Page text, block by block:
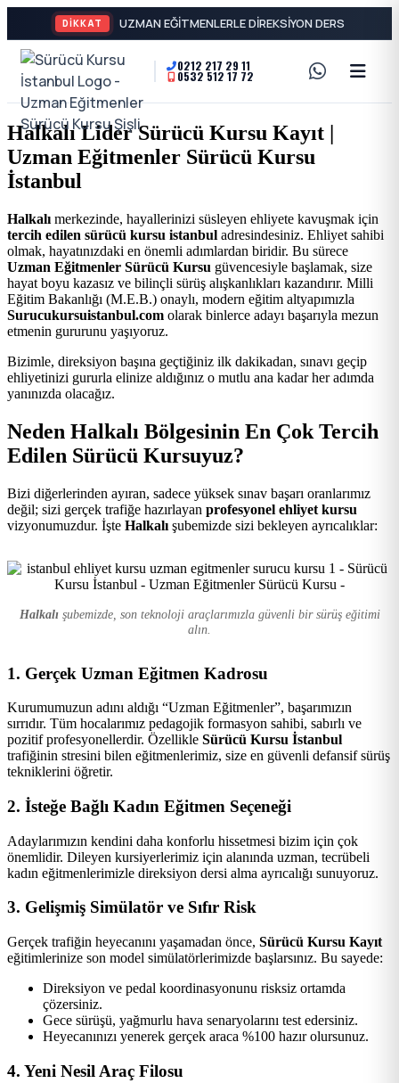
DİKKAT
Sürücü
Kursu
İstanbul
-
Şişli
En
İyi
Ehliyet
Kursu
A2
Motor
Ehliyeti
ve
Özel
Direksiyon
Dersi
0212 217 29 11
0532 512 17 72
Halkalı Lider Sürücü Kursu Kayıt |
Uzman Eğitmenler Sürücü Kursu
İstanbul
Halkalı merkezinde, hayallerinizi süsleyen ehliyete kavuşmak için
tercih edilen sürücü kursu istanbul adresindesiniz. Ehliyet sahibi
olmak, hayatınızdaki en önemli adımlardan biridir. Bu sürece
Uzman Eğitmenler Sürücü Kursu güvencesiyle başlamak, size
hayat boyu kazasız ve bilinçli sürüş alışkanlıkları kazandırır. Milli
Eğitim Bakanlığı (M.E.B.) onaylı, modern eğitim altyapımızla
Surucukursuistanbul.com olarak binlerce adayı başarıyla mezun
etmenin gururunu yaşıyoruz.
Bizimle, direksiyon başına geçtiğiniz ilk dakikadan, sınavı geçip
ehliyetinizi gururla elinize aldığınız o mutlu ana kadar her adımda
yanınızda olacağız.
Neden Halkalı Bölgesinin En Çok Tercih
Edilen Sürücü Kursuyuz?
Bizi diğerlerinden ayıran, sadece yüksek sınav başarı oranlarımız
değil; sizi gerçek trafiğe hazırlayan profesyonel ehliyet kursu
vizyonumuzdur. İşte Halkalı şubemizde sizi bekleyen ayrıcalıklar:
Halkalışubemizde, son teknoloji araçlarımızla güvenli bir sürüş eğitimi
alın.
1. Gerçek Uzman Eğitmen Kadrosu
Kurumumuzun adını aldığı “Uzman Eğitmenler”, başarımızın
sırrıdır. Tüm hocalarımız pedagojik formasyon sahibi, sabırlı ve
pozitif profesyonellerdir. Özellikle Sürücü Kursu İstanbul
trafiğinin stresini bilen eğitmenlerimiz, size en güvenli defansif sürüş
tekniklerini öğretir.
2. İsteğe Bağlı Kadın Eğitmen Seçeneği
Adaylarımızın kendini daha konforlu hissetmesi bizim için çok
önemlidir. Dileyen kursiyerlerimiz için alanında uzman, tecrübeli
kadın eğitmenlerimizle direksiyon dersi alma ayrıcalığı sunuyoruz.
3. Gelişmiş Simülatör ve Sıfır Risk
Gerçek trafiğin heyecanını yaşamadan önce, Sürücü Kursu Kayıt
eğitimlerinize son model simülatörlerimizde başlarsınız. Bu sayede:
Direksiyon ve pedal koordinasyonunu risksiz ortamda
çözersiniz.
Gece sürüşü, yağmurlu hava senaryolarını test edersiniz.
Heyecanınızı yenerek gerçek araca %100 hazır olursunuz.
4. Yeni Nesil Araç Filosu